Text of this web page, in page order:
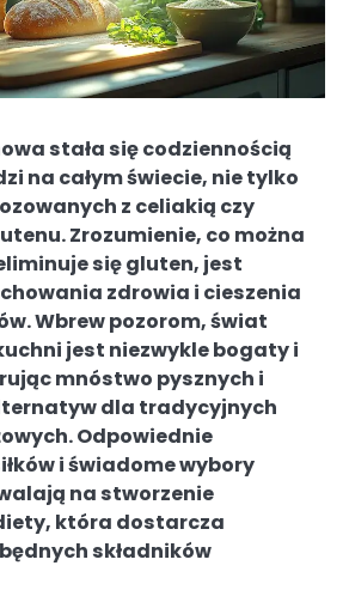
stała się codziennością
na całym świecie, nie tylko
z celiakią czy
Zrozumienie, co można
się gluten, jest
zdrowia i cieszenia
Wbrew pozorom, świat
jest niezwykle bogaty i
mnóstwo pysznych i
dla tradycyjnych
Odpowiednie
i świadome wybory
na stworzenie
która dostarcza
składników